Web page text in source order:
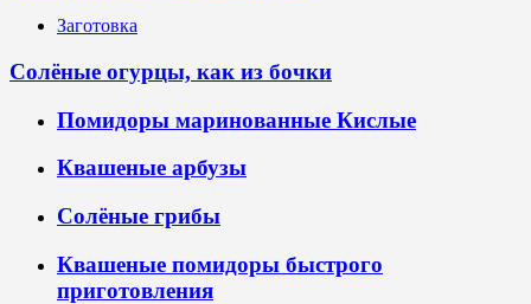
Заготовка
Солёные огурцы, как из бочки
Помидоры маринованные Кислые
Квашеные арбузы
Солёные грибы
Квашеные помидоры быстрого
приготовления